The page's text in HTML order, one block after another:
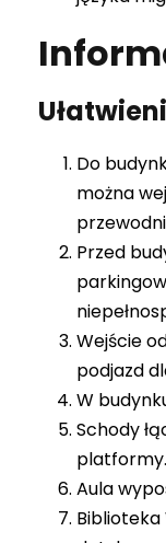
Do
można
Przed
Wejście
podjazd
W
Schody
platformy.
Aula
Biblioteka